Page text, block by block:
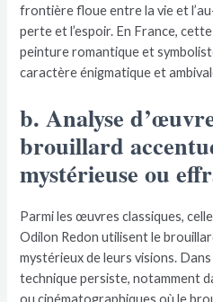
frontière floue entre la vie et
perte et l’espoir. En France,
peinture romantique et
caractère énigmatique et
b. Analyse
brouillard
mystérieuse ou
Parmi les œuvres classiques,
Odilon Redon utilisent le
mystérieux de leurs visions.
technique persiste, notamment
ou cinématographiques où le